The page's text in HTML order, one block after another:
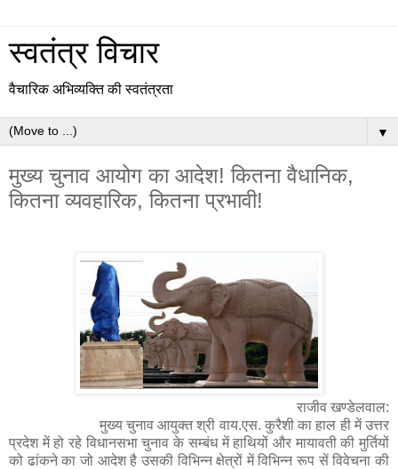
स्वतंत्र विचार
वैचारिक अभिव्यक्ति की स्वतंत्रता
▼
मुख्य चुनाव आयोग का आदेश! कितना वैधानिक,
कितना व्यवहारिक, कितना प्रभावी!
राजीव खण्डेलवाल:
मुख्य चुनाव आयुक्त श्री वाय.एस. कुरैशी का हाल ही में उत्तर
प्रदेश में हो रहे विधानसभा चुनाव के सम्बंध में हाथियों और मायावती की मुर्तियों
को ढांकने का जो आदेश है उसकी विभिन्न क्षेत्रों में विभिन्न रूप सें विवेचना की